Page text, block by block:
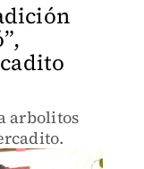
arbolitos